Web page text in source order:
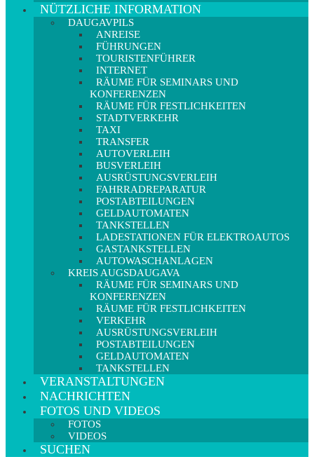
NÜTZLICHE INFORMATION
DAUGAVPILS
ANREISE
FÜHRUNGEN
TOURISTENFÜHRER
INTERNET
RÄUME FÜR SEMINARS UND
KONFERENZEN
RÄUME FÜR FESTLICHKEITEN
STADTVERKEHR
TAXI
TRANSFER
AUTOVERLEIH
BUSVERLEIH
AUSRÜSTUNGSVERLEIH
FAHRRADREPARATUR
POSTABTEILUNGEN
GELDAUTOMATEN
TANKSTELLEN
LADESTATIONEN FÜR ELEKTROAUTOS
GASTANKSTELLEN
AUTOWASCHANLAGEN
KREIS AUGSDAUGAVA
RÄUME FÜR SEMINARS UND
KONFERENZEN
RÄUME FÜR FESTLICHKEITEN
VERKEHR
AUSRÜSTUNGSVERLEIH
POSTABTEILUNGEN
GELDAUTOMATEN
TANKSTELLEN
VERANSTALTUNGEN
NACHRICHTEN
FOTOS UND VIDEOS
FOTOS
VIDEOS
SUCHEN